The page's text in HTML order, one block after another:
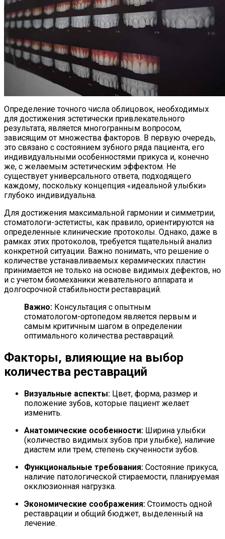
Определение точного числа облицовок, необходимых
для достижения эстетически привлекательного
результата, является многогранным вопросом,
зависящим от множества факторов. В первую очередь,
это связано с состоянием зубного ряда пациента, его
индивидуальными особенностями прикуса и, конечно
же, с желаемым эстетическим эффектом. Не
существует универсального ответа, подходящего
каждому, поскольку концепция «идеальной улыбки»
глубоко индивидуальна.
Для достижения максимальной гармонии и симметрии,
стоматологи-эстетисты, как правило, ориентируются на
определенные клинические протоколы. Однако, даже в
рамках этих протоколов, требуется тщательный анализ
конкретной ситуации. Важно понимать, что решение о
количестве устанавливаемых керамических пластин
принимается не только на основе видимых дефектов, но
и с учетом биомеханики жевательного аппарата и
долгосрочной стабильности реставраций.
Важно: Консультация с опытным
стоматологом-ортопедом является первым и
самым критичным шагом в определении
оптимального количества реставраций.
Факторы, влияющие на выбор
количества реставраций
Визуальные аспекты: Цвет, форма, размер и
положение зубов, которые пациент желает
изменить.
Анатомические особенности: Ширина улыбки
(количество видимых зубов при улыбке), наличие
диастем или трем, степень скученности зубов.
Функциональные требования: Состояние прикуса,
наличие патологической стираемости, планируемая
окклюзионная нагрузка.
Экономические соображения: Стоимость одной
реставрации и общий бюджет, выделенный на
лечение.